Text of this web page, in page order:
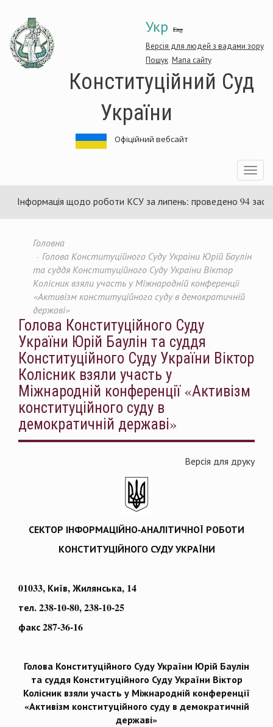
основного
матеріалу
Укр Eng
Версія для людей з вадами зору
Пошук Мапа сайту
Конституційний Суд
України
Офіційний вебсайт
Toggle
щодо роботи КСУ за липень: проведено 94 засідання та
Головна
Голова Конституційного Суду України Юрій Баулін
та суддя Конституційного Суду України Віктор
Колісник взяли участь у Міжнародній конференції
«Активізм конституційного суду в демократичній
державі»
Голова Конституційного Суду
України Юрій Баулін та суддя
Конституційного Суду України Віктор
Колісник взяли участь у
Міжнародній конференції «Активізм
конституційного суду в
демократичній державі»
Версія для друку
СЕКТОР ІНФОРМАЦІЙНО-АНАЛІТИЧНОЇ РОБОТИ
КОНСТИТУЦІЙНОГО СУДУ УКРАЇНИ
01033, Київ, Жилянська, 14
тел. 238-10-80, 238-10-25
факс 287-36-16
Голова Конституційного Суду України Юрій Баулін
та суддя Конституційного Суду України Віктор
Колісник взяли участь у Міжнародній конференції
«Активізм конституційного суду в демократичній
державі»